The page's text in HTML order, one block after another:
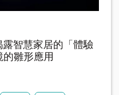
露智慧家居的「體驗
的雛形應用